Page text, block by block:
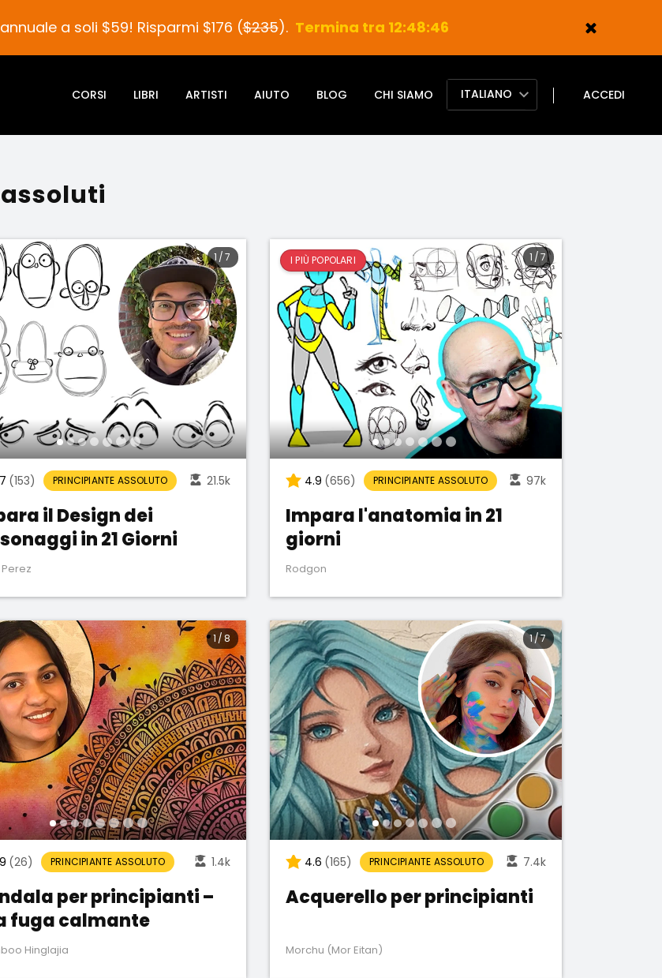
a soli $59! Risparmi $176 ($235). Termina tra 12:48:45
CORSI LIBRI ARTISTI AIUTO BLOG CHI SIAMO ITALIANO ACCEDI
(153) PRINCIPIANTE ASSOLUTO 21.5k
il Design dei
in 21 Giorni
1 /7 I PIÙ POPOLARI
4.9 (656) PRINCIPIANTE ASSOLUTO 97k
Impara l'anatomia in 21
giorni
Rodgon
1 /7
(26) PRINCIPIANTE ASSOLUTO 1.4k
per principianti –
fuga calmante
Hinglajia
1 /8
4.6 (165) PRINCIPIANTE ASSOLUTO 7.4k
Acquerello per principianti
Morchu (Mor Eitan)
1/7